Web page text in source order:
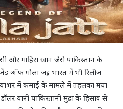
और माहिरा खान जैसे पाकिस्तान के
ऑफ मौला जट्ट भारत में भी रिलीज़
में कमाई के मामले में तहलका मचा
यानी पाकिस्तानी मुद्रा के हिसाब से